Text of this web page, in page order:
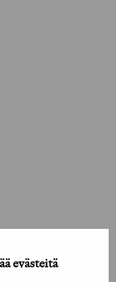
evästeitä
by